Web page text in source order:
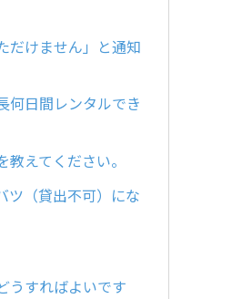
だけません」と通知
何日間レンタルでき
えてください。
ツ（貸出不可）にな
うすればよいです